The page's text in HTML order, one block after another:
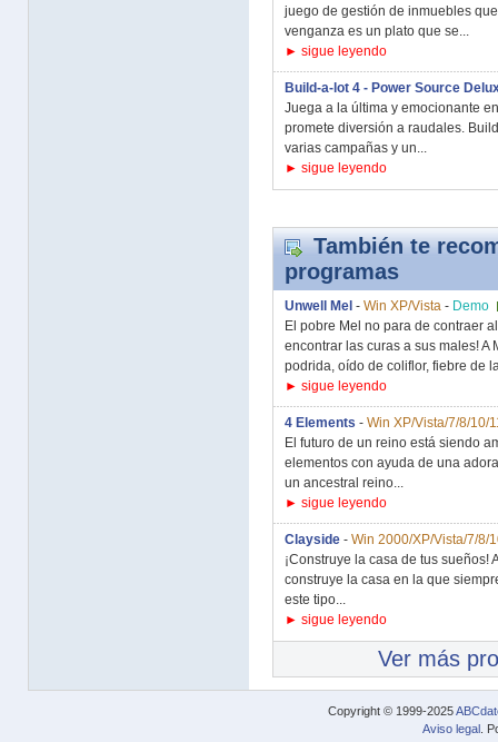
juego de gestión de inmuebles
venganza es un plato que se...
► sigue leyendo
Build-a-lot 4 - Power Source
Juega a la última y emocionante
promete diversión a raudales.
varias campañas y un...
► sigue leyendo
También te
programas
Unwell Mel - Win XP/Vista - Demo
El pobre Mel no para de contraer
encontrar las curas a sus males!
podrida, oído de coliflor, fiebre de
► sigue leyendo
4 Elements - Win XP/Vista/7/8/10/
El futuro de un reino está siendo
elementos con ayuda de una
un ancestral reino...
► sigue leyendo
Clayside - Win 2000/XP/Vista/7/8/
¡Construye la casa de tus
construye la casa en la que
este tipo...
► sigue leyendo
Ver más
Copyright © 1999-2025
Aviso legal .